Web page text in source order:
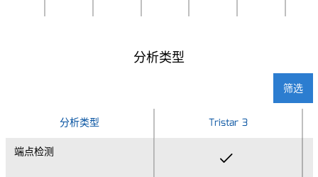
分析类型
筛选
分析类型
端点检测
分析类型
Tristar 3
端点检测